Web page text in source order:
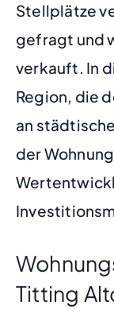
Stellplätze
gefragt und
verkauft. In
Region, die
an
der
Titting